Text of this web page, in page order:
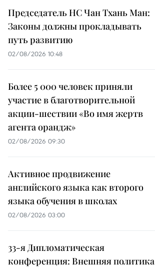
Председатель НС Чан Тхань Ман:
Законы должны прокладывать
путь развитию
02/08/2026 10:48
Более 5 000 человек приняли
участие в благотворительной
акции-шествии «Во имя жертв
агента орандж»
02/08/2026 09:30
Активное продвижение
английского языка как второго
языка обучения в школах
02/08/2026 03:00
33-я Дипломатическая
конференция: Внешняя политика